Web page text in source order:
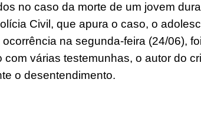
no caso da morte de um jovem
Civil, que apura o caso, o
na segunda-feira (24/06),
várias testemunhas, o autor do
o desentendimento.